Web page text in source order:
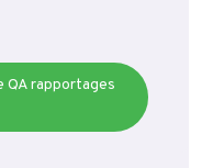
QA rapportages